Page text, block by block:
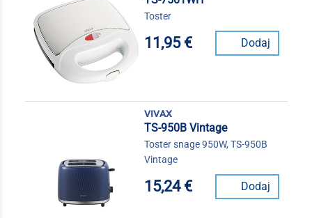
Toster
11,95 € Dodaj
vivax
TS-950B Vintage
Toster snage 950W, TS-950B
Vintage
15,24 € Dodaj